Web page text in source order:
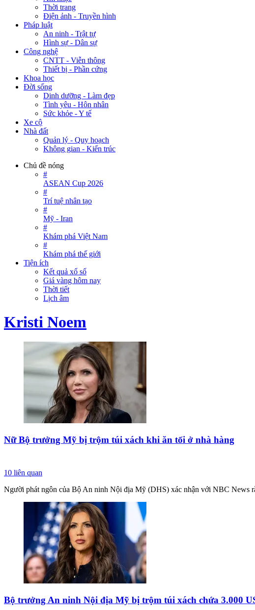
Thời trang
Điện ảnh - Truyền hình
Pháp luật
An ninh - Trật tự
Hình sự - Dân sự
Công nghệ
CNTT - Viễn thông
Thiết bị - Phần cứng
Khoa học
Đời sống
Dinh dưỡng - Làm đẹp
Tình yêu - Hôn nhân
Sức khỏe - Y tế
Xe cộ
Nhà đất
Quản lý - Quy hoạch
Không gian - Kiến trúc
Chủ đề nóng
#
ASEAN Cup 2026
#
Trí tuệ nhân tạo
#
Mỹ - Iran
#
Khám phá Việt Nam
#
Khám phá thế giới
Tiện ích
Kết quả xổ số
Giá vàng hôm nay
Thời tiết
Lịch âm
Kristi Noem
Nữ Bộ trưởng Mỹ bị trộm túi xách khi ăn tối ở nhà hàng
10 liên quan
Người phát ngôn của Bộ An ninh Nội địa Mỹ (DHS) xác nhận với NBC News
Bộ trưởng An ninh Nội địa Mỹ bị trộm túi xách chứa 3.000